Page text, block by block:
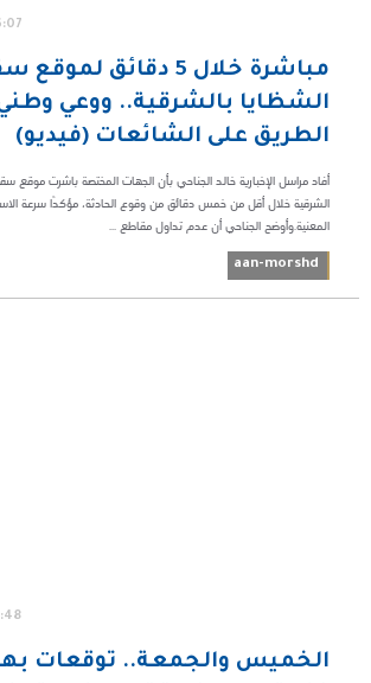
مباشرة خلال 5 دقائق
الشظايا بالشرقية.. ووعي
الطريق على الشائعات (فيديو)
أفاد مراسل الإخبارية خالد الجناحي بأن الجهات المختصة باشرت موقع
الشرقية خلال أقل من خمس دقائق من وقوع الحادثة، مؤكدًا سرعة
المعنية.وأوضح الجناحي أن عدم تداول مقاطع ...
aan-morshd
الخميس والجمعة.. توقعات